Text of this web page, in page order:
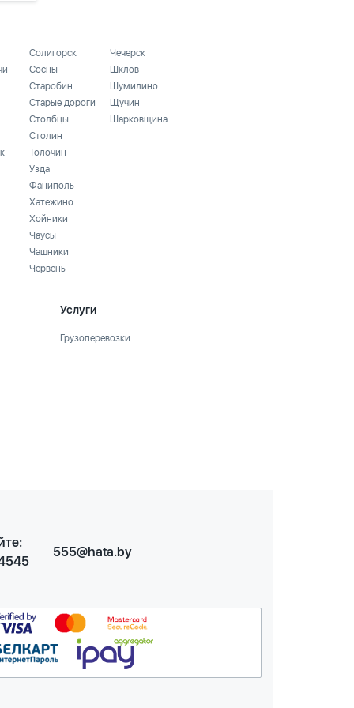
Солигорск
Сосны
Старобин
Старые дороги
Столбцы
Столин
Толочин
Узда
Фаниполь
Хатежино
Хойники
Чаусы
Чашники
Червень
Чечерск
Шклов
Шумилино
Щучин
Шарковщина
Услуги
Грузоперевозки
555@hata.by